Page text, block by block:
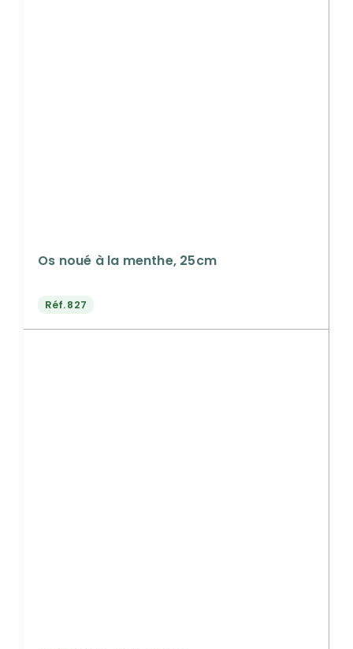
Os noué à la menthe, 25cm
Réf.827